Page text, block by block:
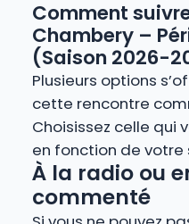
Comment
Chambery –
(Saison 2026-
Plusieurs options
cette rencontre
Choisissez celle qui
en fonction de votre
À la radio ou
commenté